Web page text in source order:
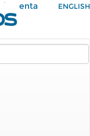
Mi Cuenta ENGLISH